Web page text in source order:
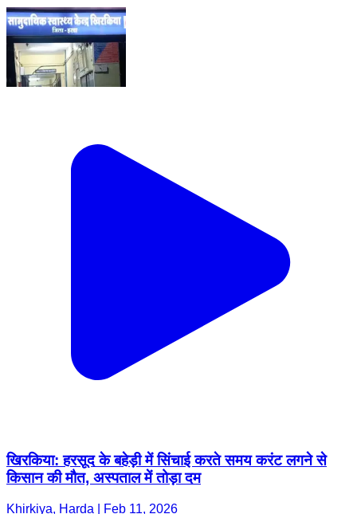
खिरकिया: हरसूद के बहेड़ी में सिंचाई करते समय करंट लगने से
किसान की मौत, अस्पताल में तोड़ा दम
Khirkiya, Harda | Feb 11, 2026